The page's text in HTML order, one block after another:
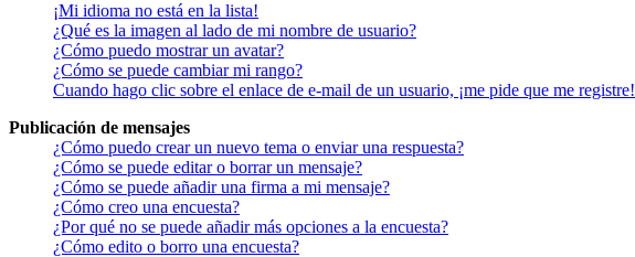
¡Mi idioma no está en la lista!
¿Qué es la imagen al lado de mi nombre de usuario?
¿Cómo puedo mostrar un avatar?
¿Cómo se puede cambiar mi rango?
Cuando hago clic sobre el enlace de e-mail de un usuario, ¡me pide que me registre!
Publicación de mensajes
¿Cómo puedo crear un nuevo tema o enviar una respuesta?
¿Cómo se puede editar o borrar un mensaje?
¿Cómo se puede añadir una firma a mi mensaje?
¿Cómo creo una encuesta?
¿Por qué no se puede añadir más opciones a la encuesta?
¿Cómo edito o borro una encuesta?